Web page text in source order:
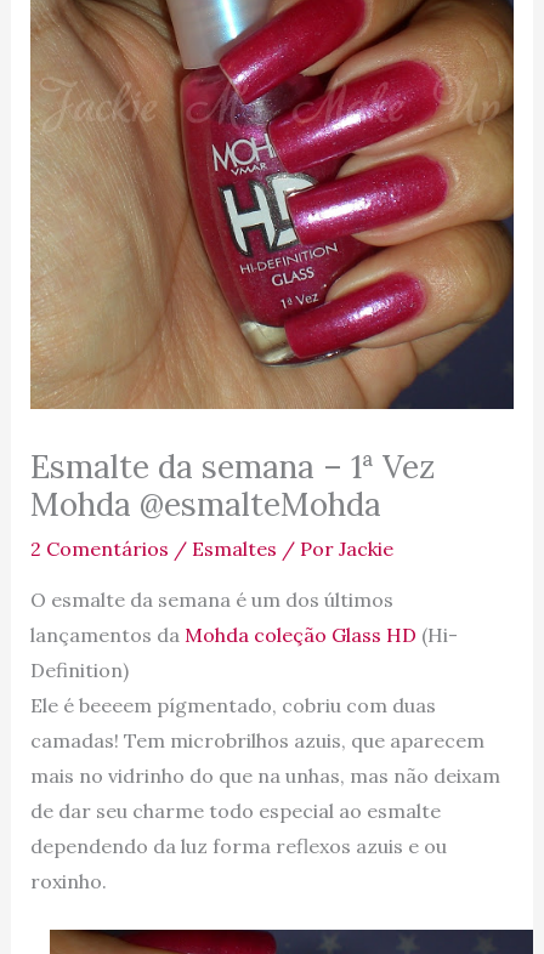
Esmalte da semana – 1ª Vez
Mohda @esmalteMohda
2 Comentários / Esmaltes / Por Jackie
O esmalte da semana é um dos últimos
lançamentos da Mohda coleção Glass HD (Hi-
Definition)
Ele é beeeem pígmentado, cobriu com duas
camadas! Tem microbrilhos azuis, que aparecem
mais no vidrinho do que na unhas, mas não deixam
de dar seu charme todo especial ao esmalte
dependendo da luz forma reflexos azuis e ou
roxinho.